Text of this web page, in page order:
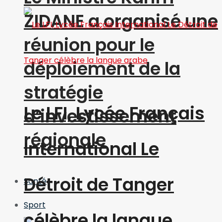
ZIDANE a organisé une
réunion pour le
déploiement de la
stratégie
d’investissement
régionale
Santé
Sport
Le LFI, Lycée Français
International Le
Détroit de Tanger